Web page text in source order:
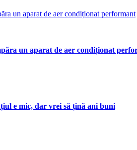
un aparat de aer condiționat
e mic, dar vrei să țină ani buni